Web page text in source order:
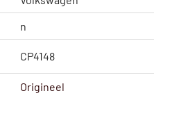
n
CP4148
Origineel